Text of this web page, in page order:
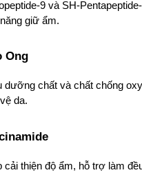
9 và SH-
giữ ẩm.
Ong
dưỡng chất và chất chống
da.
cải thiện độ ẩm, hỗ trợ làm